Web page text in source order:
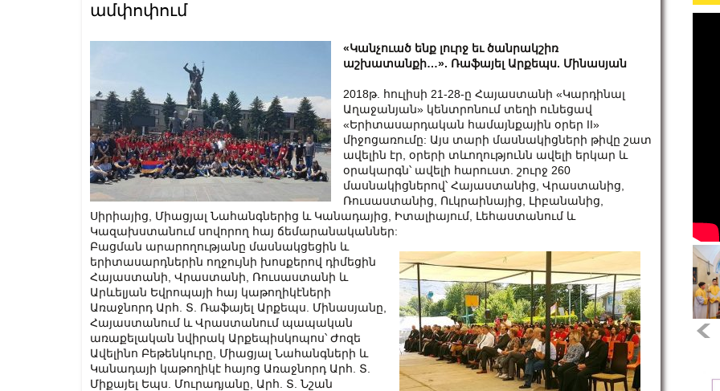
ամփոփում
«Կանչուած ենք լուրջ եւ ծանրակշիռ
աշխատանքի…». Ռաֆայել Արքեպս. Մինասյան
2018թ. հուլիսի 21-28-ը Հայաստանի «Կարդինալ
Աղաջանյան» կենտրոնում տեղի ունեցավ
«Երիտասարդական համայնքային օրեր II»
միջոցառումը: Այս տարի մասնակիցների թիվը շատ
ավելին էր, օրերի տևողությունն ավելի երկար և
օրակարգն՝ ավելի հարուստ. շուրջ 260
մասնակիցներով՝ Հայաստանից, Վրաստանից,
Ռուսաստանից, Ուկրաինայից, Լիբանանից,
Սիրիայից, Միացյալ Նահանգներից և Կանադայից, Իտալիայում, Լեհաստանում և
Կազախստանում սովորող հայ ճեմարանականներ:
Բացման արարողությանը մասնակցեցին և
երիտասարդներին ողջույնի խոսքերով դիմեցին
Հայաստանի, Վրաստանի, Ռուսաստանի և
Արևելյան Եվրոպայի հայ կաթողիկէների
Առաջնորդ Արհ. Տ. Ռաֆայել Արքեպս. Մինասյանը,
Հայաստանում և Վրաստանում պապական
առաքելական նվիրակ Արքեպիսկոպոս՝ Ժոզե
Ավելինո Բեթենկուրը, Միացյալ Նահանգների և
Կանադայի կաթողիկէ հայոց Առաջնորդ Արհ. Տ.
Միքայել Եպս. Մուրադյանը, Արհ. Տ. Նշան